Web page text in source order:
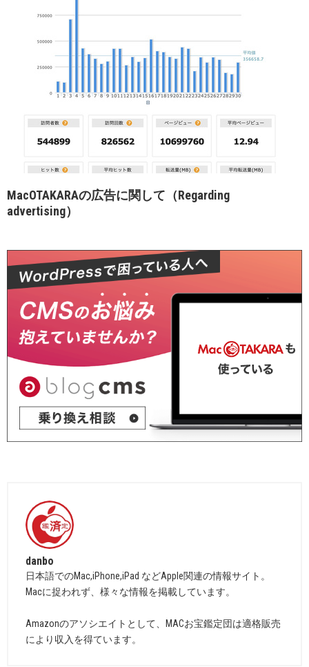
MacOTAKARAの広告に関して（Regarding
advertising）
danbo
日本語でのMac,iPhone,iPad などApple関連の情報サイト。
Macに捉われず、様々な情報を掲載しています。
Amazonのアソシエイトとして、MACお宝鑑定団は適格販売
により収入を得ています。